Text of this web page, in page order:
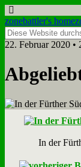
zonebattler's
22. Februar 2020 •
In der